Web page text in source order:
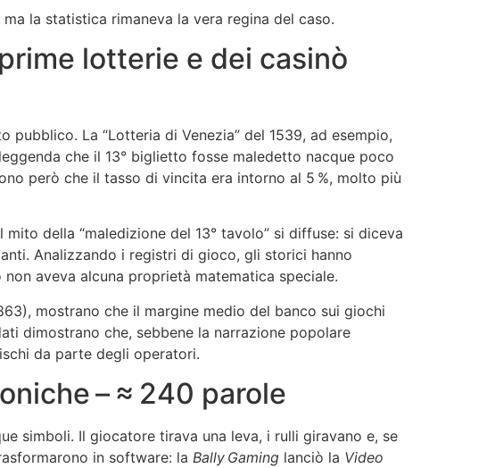
la statistica rimaneva la vera regina del caso.
lotterie e dei casinò
La “Lotteria di Venezia” del 1539, ad esempio,
che il 13° biglietto fosse maledetto nacque poco
però che il tasso di vincita era intorno al 5 %, molto più
della “maledizione del 13° tavolo” si diffuse: si diceva
Analizzando i registri di gioco, gli storici hanno
aveva alcuna proprietà matematica speciale.
mostrano che il margine medio del banco sui giochi
dimostrano che, sebbene la narrazione popolare
da parte degli operatori.
– ≈ 240 parole
simboli. Il giocatore tirava una leva, i rulli giravano e, se
in software: la Bally Gaming lanciò la Video